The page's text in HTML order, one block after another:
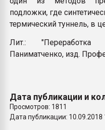
подложки, где
термический туннель, в
Лит.:
Паниматченко, изд.
Дата публикации и
Просмотров: 1811
Дата публикации: 10.09.2018